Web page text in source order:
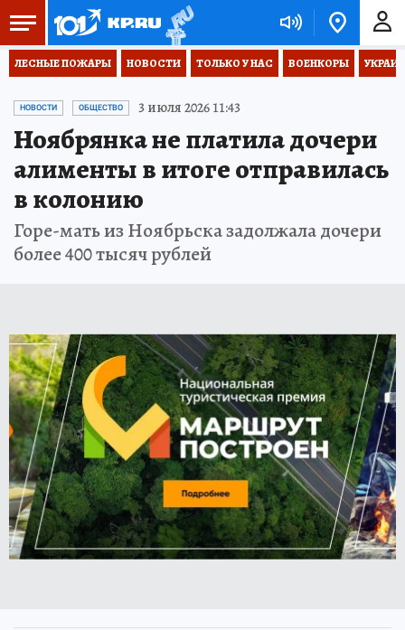
ЛЕСНЫЕ ПОЖАРЫ НОВОСТИ ТОЛЬКО У НАС ВОЕНКОРЫ
НОВОСТИ ОБЩЕСТВО 3 июля 2026 11:43
Ноябрянка не платила дочери
алименты в итоге отправилась
в колонию
Горе-мать из Ноябрьска задолжала дочери
более 400 тысяч рублей